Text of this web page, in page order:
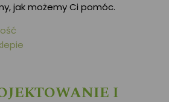
jak możemy Ci pomóc.
I